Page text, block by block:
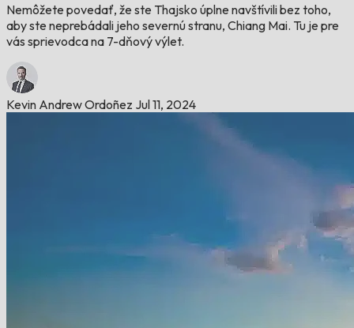
Nemôžete povedať, že ste Thajsko úplne navštívili bez toho,
aby ste neprebádali jeho severnú stranu, Chiang Mai. Tu je pre
vás sprievodca na 7-dňový výlet.
Kevin Andrew Ordoñez Jul 11, 2024